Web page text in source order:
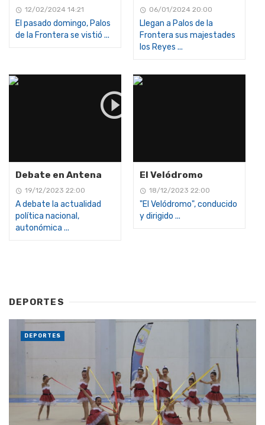
12/02/2024 14:21
El pasado domingo, Palos
de la Frontera se vistió ...
06/01/2024 20:00
Llegan a Palos de la
Frontera sus majestades
los Reyes ...
Debate en Antena
19/12/2023 22:00
A debate la actualidad
política nacional,
autonómica ...
El Velódromo
18/12/2023 22:00
"El Velódromo", conducido
y dirigido ...
DEPORTES
DEPORTES